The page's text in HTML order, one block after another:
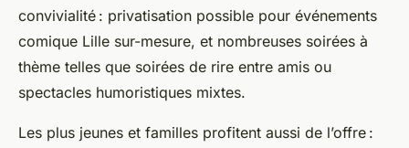
convivialité : privatisation possible pour événements
comique Lille sur-mesure, et nombreuses soirées à
thème telles que soirées de rire entre amis ou
spectacles humoristiques mixtes.
Les plus jeunes et familles profitent aussi de l’offre :